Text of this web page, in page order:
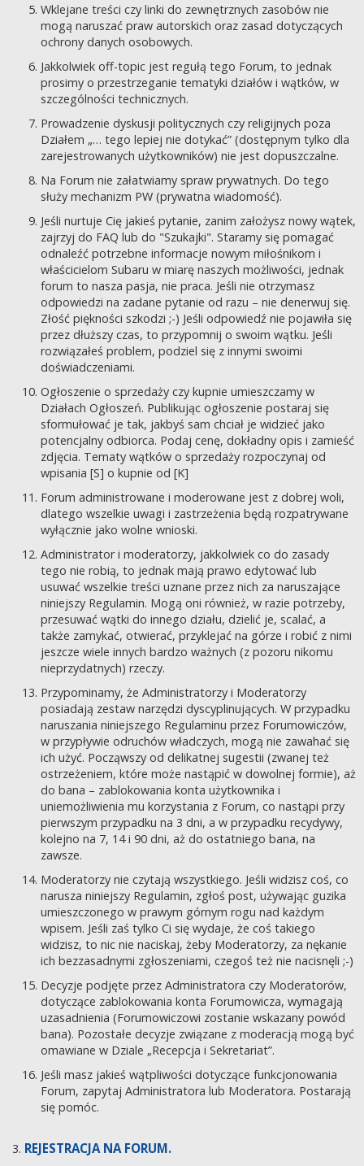
Wklejane treści czy linki do zewnętrznych zasobów nie
mogą naruszać praw autorskich oraz zasad dotyczących
ochrony danych osobowych.
Jakkolwiek off-topic jest regułą tego Forum, to jednak
prosimy o przestrzeganie tematyki działów i wątków, w
szczególności technicznych.
Prowadzenie dyskusji politycznych czy religijnych poza
Działem „… tego lepiej nie dotykać” (dostępnym tylko dla
zarejestrowanych użytkowników) nie jest dopuszczalne.
Na Forum nie załatwiamy spraw prywatnych. Do tego
służy mechanizm PW (prywatna wiadomość).
Jeśli nurtuje Cię jakieś pytanie, zanim założysz nowy wątek,
zajrzyj do FAQ lub do "Szukajki". Staramy się pomagać
odnaleźć potrzebne informacje nowym miłośnikom i
właścicielom Subaru w miarę naszych możliwości, jednak
forum to nasza pasja, nie praca. Jeśli nie otrzymasz
odpowiedzi na zadane pytanie od razu – nie denerwuj się.
Złość piękności szkodzi ;-) Jeśli odpowiedź nie pojawiła się
przez dłuższy czas, to przypomnij o swoim wątku. Jeśli
rozwiązałeś problem, podziel się z innymi swoimi
doświadczeniami.
Ogłoszenie o sprzedaży czy kupnie umieszczamy w
Działach Ogłoszeń. Publikując ogłoszenie postaraj się
sformułować je tak, jakbyś sam chciał je widzieć jako
potencjalny odbiorca. Podaj cenę, dokładny opis i zamieść
zdjęcia. Tematy wątków o sprzedaży rozpoczynaj od
wpisania [S] o kupnie od [K]
Forum administrowane i moderowane jest z dobrej woli,
dlatego wszelkie uwagi i zastrzeżenia będą rozpatrywane
wyłącznie jako wolne wnioski.
Administrator i moderatorzy, jakkolwiek co do zasady
tego nie robią, to jednak mają prawo edytować lub
usuwać wszelkie treści uznane przez nich za naruszające
niniejszy Regulamin. Mogą oni również, w razie potrzeby,
przesuwać wątki do innego działu, dzielić je, scalać, a
także zamykać, otwierać, przyklejać na górze i robić z nimi
jeszcze wiele innych bardzo ważnych (z pozoru nikomu
nieprzydatnych) rzeczy.
Przypominamy, że Administratorzy i Moderatorzy
posiadają zestaw narzędzi dyscyplinujących. W przypadku
naruszania niniejszego Regulaminu przez Forumowiczów,
w przypływie odruchów władczych, mogą nie zawahać się
ich użyć. Począwszy od delikatnej sugestii (zwanej też
ostrzeżeniem, które może nastąpić w dowolnej formie), aż
do bana – zablokowania konta użytkownika i
uniemożliwienia mu korzystania z Forum, co nastąpi przy
pierwszym przypadku na 3 dni, a w przypadku recydywy,
kolejno na 7, 14 i 90 dni, aż do ostatniego bana, na
zawsze.
Moderatorzy nie czytają wszystkiego. Jeśli widzisz coś, co
narusza niniejszy Regulamin, zgłoś post, używając guzika
umieszczonego w prawym górnym rogu nad każdym
wpisem. Jeśli zaś tylko Ci się wydaje, że coś takiego
widzisz, to nic nie naciskaj, żeby Moderatorzy, za nękanie
ich bezzasadnymi zgłoszeniami, czegoś też nie nacisnęli ;-)
Decyzje podjęte przez Administratora czy Moderatorów,
dotyczące zablokowania konta Forumowicza, wymagają
uzasadnienia (Forumowiczowi zostanie wskazany powód
bana). Pozostałe decyzje związane z moderacją mogą być
omawiane w Dziale „Recepcja i Sekretariat”.
Jeśli masz jakieś wątpliwości dotyczące funkcjonowania
Forum, zapytaj Administratora lub Moderatora. Postarają
się pomóc.
REJESTRACJA NA FORUM.